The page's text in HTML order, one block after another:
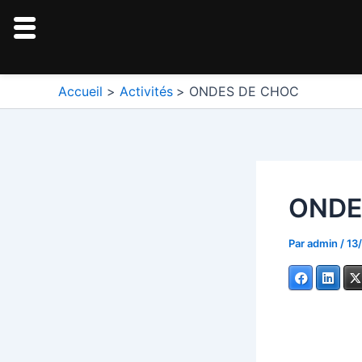
Accueil Activités ONDES DE CHOC
Paradmin /
Facebook
Navigation
des